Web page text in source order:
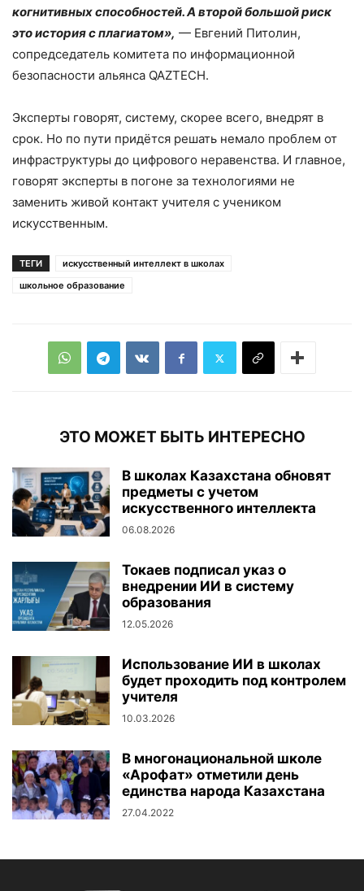
когнитивных способностей. А второй большой риск
это история с плагиатом», — Евгений Питолин,
сопредседатель комитета по информационной
безопасности альянса QAZTECH.
Эксперты говорят, систему, скорее всего, внедрят в
срок. Но по пути придётся решать немало проблем от
инфраструктуры до цифрового неравенства. И главное,
говорят эксперты в погоне за технологиями не
заменить живой контакт учителя с учеником
искусственным.
ТЕГИ
искусственный интеллект в школах
школьное образование
ЭТО МОЖЕТ БЫТЬ ИНТЕРЕСНО
В школах Казахстана обновят
предметы с учетом
искусственного интеллекта
06.08.2026
Токаев подписал указ о
внедрении ИИ в систему
образования
12.05.2026
Использование ИИ в школах
будет проходить под контролем
учителя
10.03.2026
В многонациональной школе
«Арофат» отметили день
единства народа Казахстана
27.04.2022